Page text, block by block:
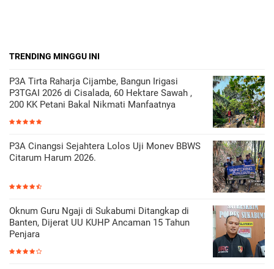
TRENDING MINGGU INI
P3A Tirta Raharja Cijambe, Bangun Irigasi
P3TGAI 2026 di Cisalada, 60 Hektare Sawah ,
200 KK Petani Bakal Nikmati Manfaatnya
P3A Cinangsi Sejahtera Lolos Uji Monev BBWS
Citarum Harum 2026.
Oknum Guru Ngaji di Sukabumi Ditangkap di
Banten, Dijerat UU KUHP Ancaman 15 Tahun
Penjara